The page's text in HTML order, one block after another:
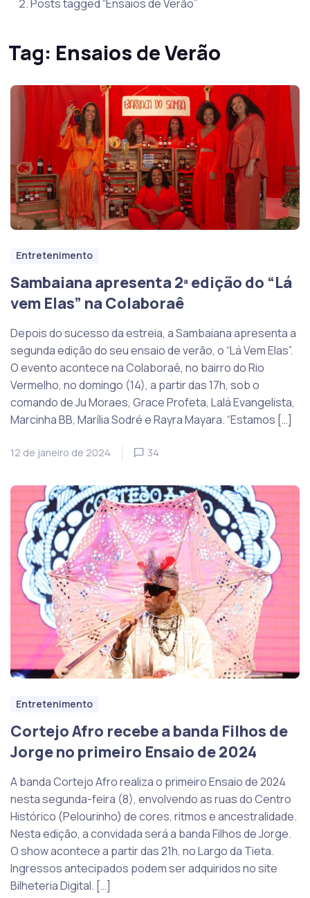
Posts tagged “Ensaios de Verão”
Tag: Ensaios de Verão
Entretenimento
Sambaiana apresenta 2ª edição do “Lá
vem Elas” na Colaboraê
Depois do sucesso da estreia, a Sambaiana apresenta a
segunda edição do seu ensaio de verão, o “Lá Vem Elas”.
O evento acontece na Colaboraê, no bairro do Rio
Vermelho, no domingo (14), a partir das 17h, sob o
comando de Ju Moraes, Grace Profeta, Lalá Evangelista,
Marcinha BB, Marília Sodré e Rayra Mayara. “Estamos […]
12 de janeiro de 2024 34
Entretenimento
Cortejo Afro recebe a banda Filhos de
Jorge no primeiro Ensaio de 2024
A banda Cortejo Afro realiza o primeiro Ensaio de 2024
nesta segunda-feira (8), envolvendo as ruas do Centro
Histórico (Pelourinho) de cores, ritmos e ancestralidade.
Nesta edição, a convidada será a banda Filhos de Jorge.
O show acontece a partir das 21h, no Largo da Tieta.
Ingressos antecipados podem ser adquiridos no site
Bilheteria Digital. […]